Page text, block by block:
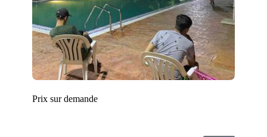
Prix sur demande